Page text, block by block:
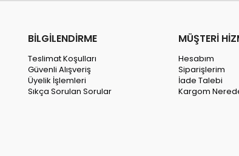
BİLGİLENDİRME
Teslimat Koşulları
Güvenli Alışveriş
Üyelik İşlemleri
Sıkça Sorulan Sorular
MÜŞTERİ
Hesabım
Siparişlerim
İade Talebi
Kargom